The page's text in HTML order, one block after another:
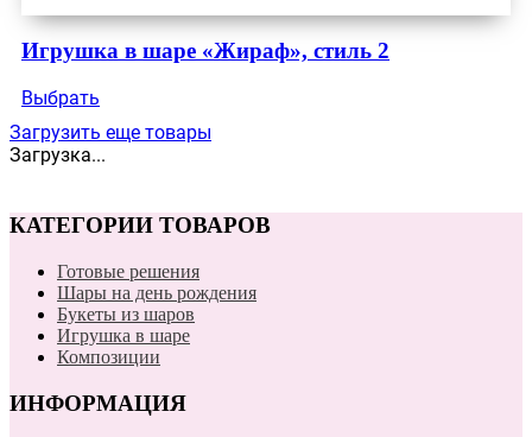
Игрушка в шаре «Жираф», стиль 2
Выбрать
Загрузить еще товары
Загрузка...
КАТЕГОРИИ ТОВАРОВ
Готовые решения
Шары на день рождения
Букеты из шаров
Игрушка в шаре
Композиции
ИНФОРМАЦИЯ